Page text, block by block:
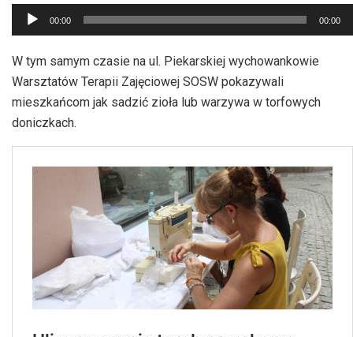
Odtwarzacz
plików
dźwiękowych
00:00 00:00
W tym samym czasie na ul. Piekarskiej wychowankowie
Warsztatów Terapii Zajęciowej SOSW pokazywali
mieszkańcom jak sadzić zioła lub warzywa w torfowych
doniczkach.